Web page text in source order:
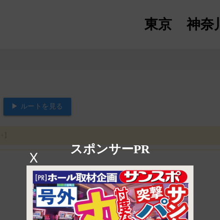
東京 神奈
スポンサーPR
X
▶ ルートを見る